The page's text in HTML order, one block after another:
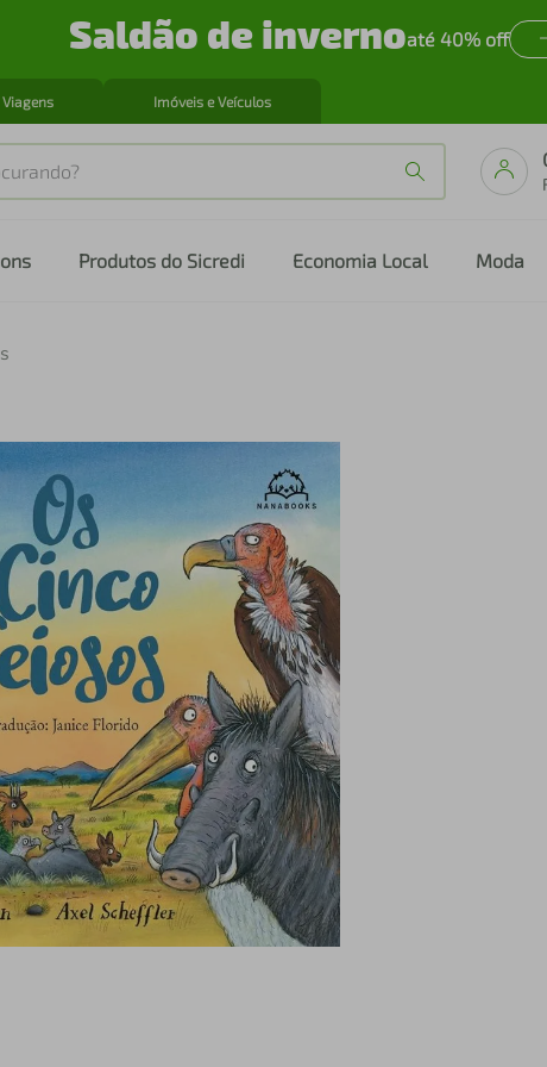
Saldão de invernoaté 40% off
Viagens Imóveis e Veículos
Produtos do Sicredi Economia Local Moda